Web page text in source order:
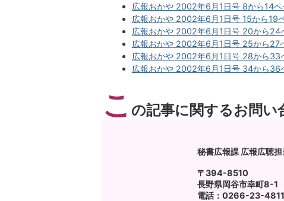
広報おかや 2002年6月1日号 8から14
広報おかや 2002年6月1日号 15から19
広報おかや 2002年6月1日号 20から24
広報おかや 2002年6月1日号 25から27
広報おかや 2002年6月1日号 28から33
広報おかや 2002年6月1日号 34から36
こ の記事に関するお問い
秘書広報課 広報広聴担
〒394-8510
長野県岡谷市幸町8-1
電話：0266-23-